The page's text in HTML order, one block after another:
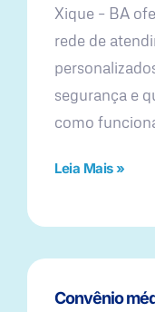
Xique – BA
rede de
segurança e
como
Leia Mais »
Convênio